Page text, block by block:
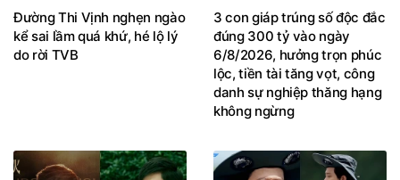
Đường Thi Vịnh nghẹn ngào
kể sai lầm quá khứ, hé lộ lý
do rời TVB
3 con giáp trúng số độc đắc
đúng 300 tỷ vào ngày
6/8/2026, hưởng trọn phúc
lộc, tiền tài tăng vọt, công
danh sự nghiệp thăng hạng
không ngừng